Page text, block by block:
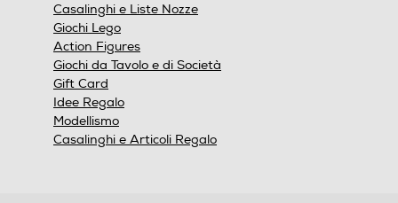
Casalinghi e Liste Nozze
Giochi Lego
Action Figures
Giochi da Tavolo e di Società
Gift Card
Idee Regalo
Modellismo
Casalinghi e Articoli Regalo